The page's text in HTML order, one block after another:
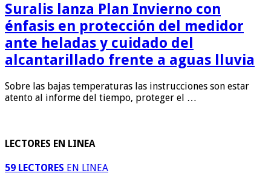
Suralis lanza Plan Invierno con
énfasis en protección del medidor
ante heladas y cuidado del
alcantarillado frente a aguas lluvia
Sobre las bajas temperaturas las instrucciones son estar
atento al informe del tiempo, proteger el …
LECTORES EN LINEA
59 LECTORES EN LINEA